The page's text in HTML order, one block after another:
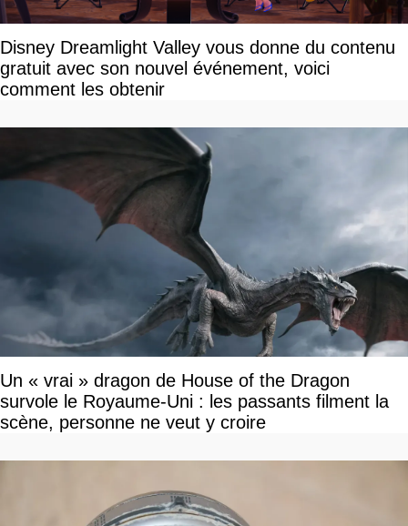
Disney Dreamlight Valley vous donne du contenu
gratuit avec son nouvel événement, voici
comment les obtenir
Un « vrai » dragon de House of the Dragon
survole le Royaume-Uni : les passants filment la
scène, personne ne veut y croire